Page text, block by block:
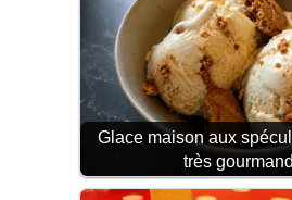
Glace maison aux
très